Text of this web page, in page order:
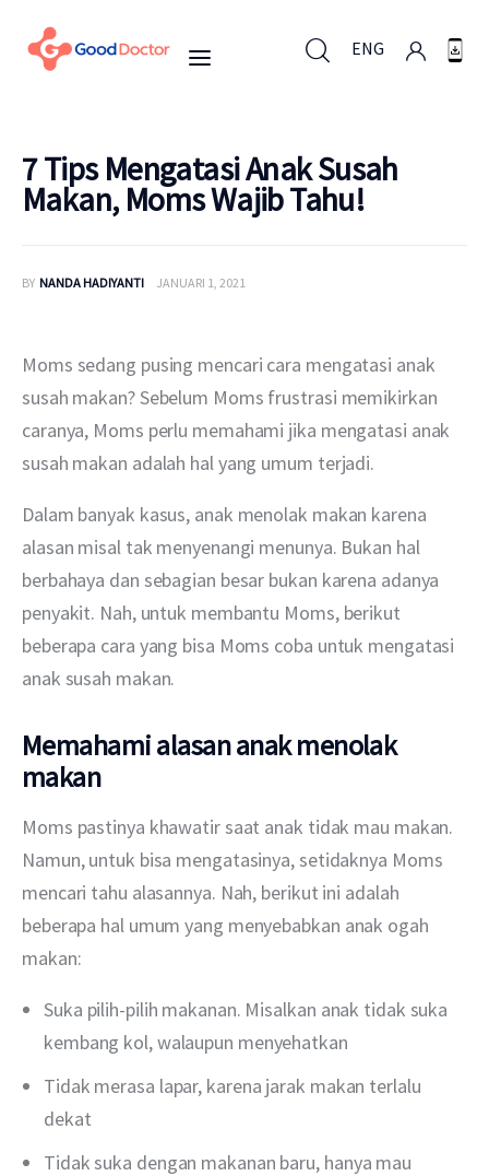
ENG
ENG
Mengapa Good Doctor
Berita
Layanan
7 Tips Mengatasi Anak Susah
Makan, Moms Wajib Tahu!
BY NANDA HADIYANTI JANUARI 1, 2021
Moms sedang pusing mencari cara mengatasi anak
susah makan? Sebelum Moms frustrasi memikirkan
caranya, Moms perlu memahami jika mengatasi anak
susah makan adalah hal yang umum terjadi.
Dalam banyak kasus, anak menolak makan karena
alasan misal tak menyenangi menunya. Bukan hal
berbahaya dan sebagian besar bukan karena adanya
penyakit. Nah, untuk membantu Moms, berikut
beberapa cara yang bisa Moms coba untuk mengatasi
anak susah makan.
Memahami alasan anak menolak
makan
Moms pastinya khawatir saat anak tidak mau makan.
Namun, untuk bisa mengatasinya, setidaknya Moms
mencari tahu alasannya. Nah, berikut ini adalah
beberapa hal umum yang menyebabkan anak ogah
makan:
Suka pilih-pilih makanan. Misalkan anak tidak suka
kembang kol, walaupun menyehatkan
Tidak merasa lapar, karena jarak makan terlalu
dekat
Tidak suka dengan makanan baru, hanya mau